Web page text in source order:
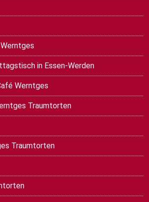
in Essen-Werden
Werntges
Traumtorten
Traumtorten